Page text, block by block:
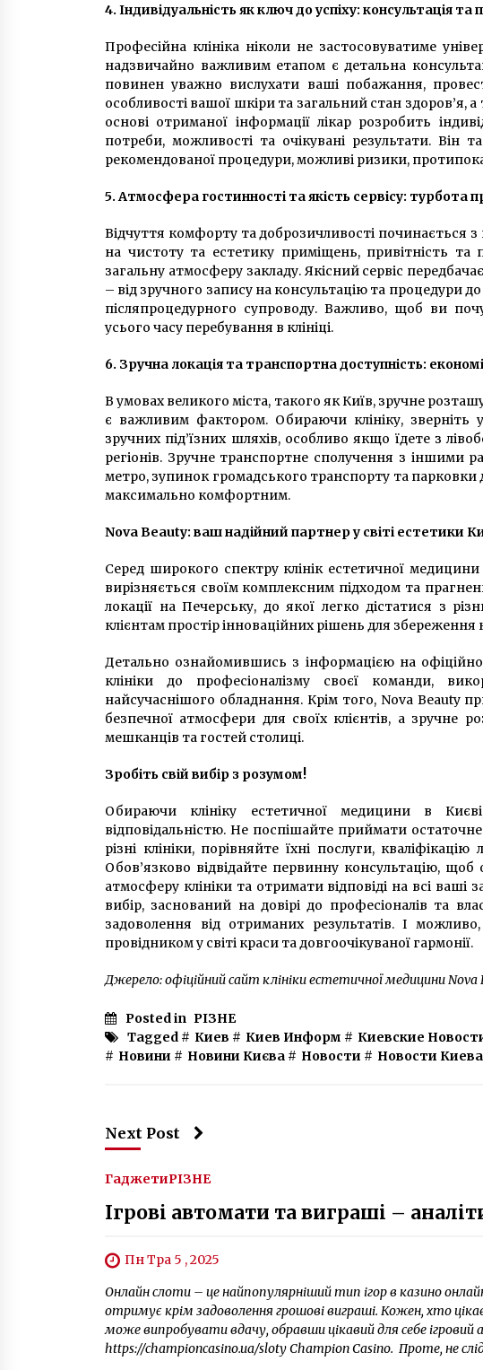
4. Індивідуальність як ключ до успіху: консультація та
Професійна клініка ніколи не застосовуватиме
надзвичайно важливим етапом є детальна
повинен уважно вислухати ваші побажання,
особливості вашої шкіри та загальний стан
основі отриманої інформації лікар розробить
потреби, можливості та очікувані результати.
рекомендованої процедури, можливі ризики,
5. Атмосфера гостинності та якість сервісу: турбота
Відчуття комфорту та доброзичливості починається
на чистоту та естетику приміщень, привітність та
загальну атмосферу закладу. Якісний сервіс
– від зручного запису на консультацію та процедури
післяпроцедурного супроводу. Важливо, щоб ви
усього часу перебування в клініці.
6. Зручна локація та транспортна доступність:
В умовах великого міста, такого як Київ, зручне
є важливим фактором. Обираючи клініку, зверніть
зручних під’їзних шляхів, особливо якщо їдете з
регіонів. Зручне транспортне сполучення з іншими
метро, зупинок громадського транспорту та парковки
максимально комфортним.
Nova Beauty: ваш надійний партнер у світі естетики
Серед широкого спектру клінік естетичної
вирізняється своїм комплексним підходом та
локації на Печерську, до якої легко дістатися з
клієнтам простір інноваційних рішень для
Детально ознайомившись з інформацією на
клініки до професіоналізму своєї команди,
найсучаснішого обладнання. Крім того, Nova Beauty
безпечної атмосфери для своїх клієнтів, а зручне
мешканців та гостей столиці.
Зробіть свій вибір з розумом!
Обираючи клініку естетичної медицини в
відповідальністю. Не поспішайте приймати
різні клініки, порівняйте їхні послуги, кваліфікацію
Обов’язково відвідайте первинну консультацію, щоб
атмосферу клініки та отримати відповіді на всі
вибір, заснований на довірі до професіоналів та
задоволення від отриманих результатів. І
провідником у світі краси та довгоочікуваної гармонії.
Джерело: офіційний сайт клініки естетичної медицини Nova
Posted in РІЗНЕ
Tagged # Киев # Киев Информ # Киевские
# Новини # Новини Києва # Новости # Новости Киева
Next Post
ГаджетиРІЗНЕ
Ігрові автомати та виграші –
Пн Тра 5 , 2025
Онлайн слоти – це найпопулярніший тип ігор в казино
отримує крім задоволення грошові виграші. Кожен, хто
може випробувати вдачу, обравши цікавий для себе
https://championcasino.ua/sloty Champion Casino. Проте, не